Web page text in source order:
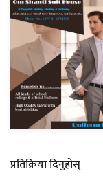
प्रतिक्रिया दिनुहोस्